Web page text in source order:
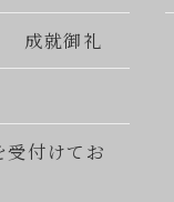
成就御礼
付けてお